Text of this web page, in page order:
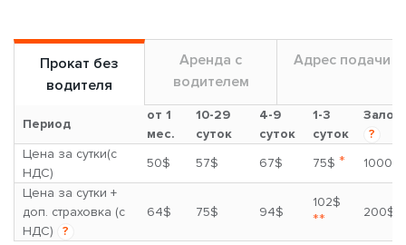
Прокат без
водителя
Аренда с
водителем
Адрес подачи
Период
от 1
мес.
10-29
суток
4-9
суток
1-3
суток
Залог
?
Цена за сутки(с
НДС)
50$ 57$ 67$ 75$ *
1000$
Цена за сутки +
доп. страховка (с
НДС)
?
64$ 75$ 94$
102$
** 200$